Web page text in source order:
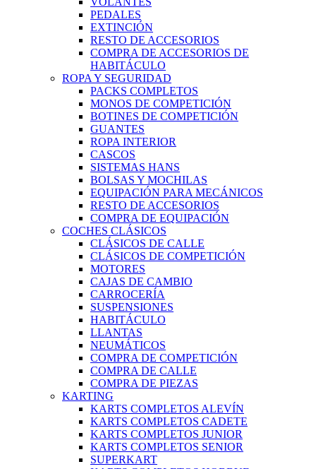
PEDALES
EXTINCIÓN
RESTO DE ACCESORIOS
COMPRA DE ACCESORIOS DE
HABITÁCULO
ROPA Y SEGURIDAD
PACKS COMPLETOS
MONOS DE COMPETICIÓN
BOTINES DE COMPETICIÓN
GUANTES
ROPA INTERIOR
CASCOS
SISTEMAS HANS
BOLSAS Y MOCHILAS
EQUIPACIÓN PARA MECÁNICOS
RESTO DE ACCESORIOS
COMPRA DE EQUIPACIÓN
COCHES CLÁSICOS
CLÁSICOS DE CALLE
CLÁSICOS DE COMPETICIÓN
MOTORES
CAJAS DE CAMBIO
CARROCERÍA
SUSPENSIONES
HABITÁCULO
LLANTAS
NEUMÁTICOS
COMPRA DE COMPETICIÓN
COMPRA DE CALLE
COMPRA DE PIEZAS
KARTING
KARTS COMPLETOS ALEVÍN
KARTS COMPLETOS CADETE
KARTS COMPLETOS JUNIOR
KARTS COMPLETOS SENIOR
SUPERKART